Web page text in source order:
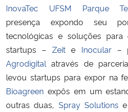
Gabinete de Segurança Institucional
Advocacia-Geral da União
Banco Central do Brasil
Planalto
InovaTec UFSM Parque
presença expondo seu
tecnológicas e soluções
startups – Zeite Inocular–
Agrodigital através de
levou startups para expor na
Bioagreen expôs em um
outras duas, Spray Solutions e